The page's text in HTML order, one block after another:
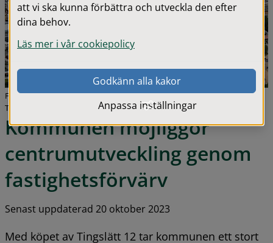
Flygbild över Gislaveds centrum. Till höger i bild syns fastigheten
Tingslätt 12.
Kommunen möjliggör
centrumutveckling genom
fastighetsförvärv
Senast uppdaterad 20 oktober 2023
Med köpet av Tingslätt 12 tar kommunen ett stort
att vi ska kunna förbättra och utveckla den efter
dina behov.
Läs mer i vår cookiepolicy
Godkänn alla kakor
Anpassa inställningar